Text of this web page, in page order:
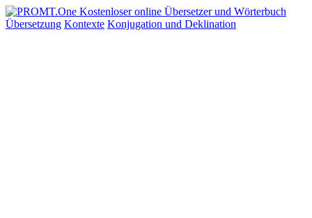
Übersetzung Kontexte Konjugation und Deklination